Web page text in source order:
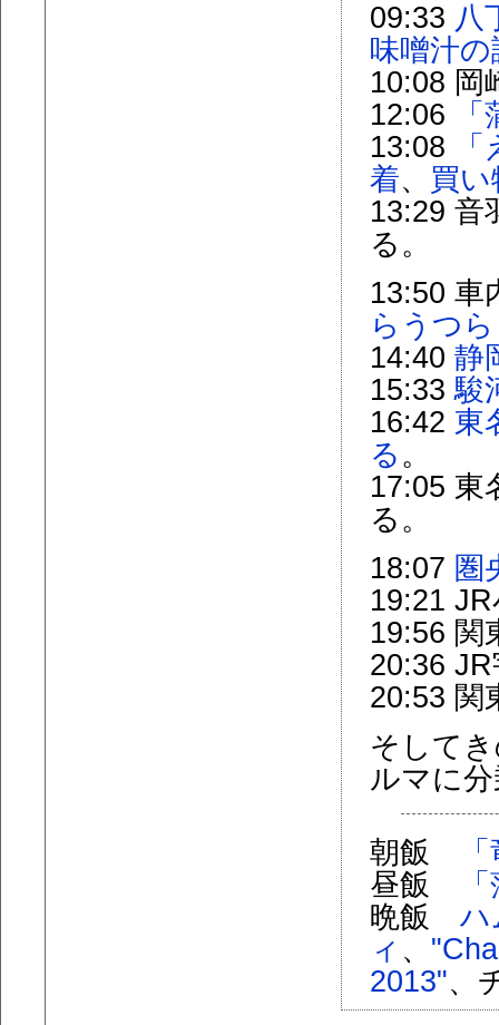
09:33 八
味噌汁の
10:08 岡
12:06
13:08
着、 買い
13:29 音
る。
13:50 車
らうつ
14:40 静
15:33駿
16:42 東
る 。
17:05 東
る。
18:07 圏
19:21
19:56 関
20:36
20:53 関
そして
ルマに
朝飯
昼飯
晩飯 ハ
ィ 、
2013"、